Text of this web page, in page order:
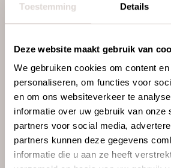
Toestemming Details
Deze website maakt gebruik van
We gebruiken cookies om content
personaliseren, om functies voor
en om ons websiteverkeer te
informatie over uw gebruik van onze
partners voor social media,
partners kunnen deze gegevens
informatie die u aan ze heeft
Natuurlijk, dat doen we graag!
we een afspraak. Samen
voor kleine aanpassingen in
herinrichting van bepaalde
volledig nieuw
van het gesprek maakt onze
een inrichtingsvoorstel. Met de
combinatie van meubels,
kleuren creëren we een sfeer